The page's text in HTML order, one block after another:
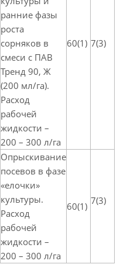
ранние фазы
роста
сорняков в
смеси с ПАВ
Тренд 90, Ж
(200 мл/га).
Расход
рабочей
жидкости –
200 – 300 л/га
60(1) 7(3)
Опрыскивание
посевов в фазе
«елочки»
культуры.
Расход
рабочей
жидкости –
200 – 300 л/га
60(1) 7(3)